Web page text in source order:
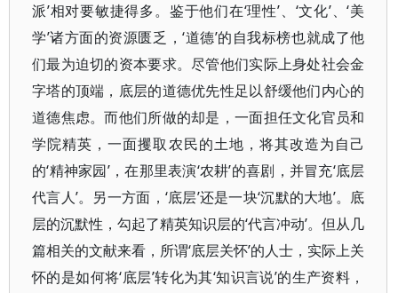
派’相对要敏捷得多。鉴于他们在‘理性’、‘文化’、‘美
学’诸方面的资源匮乏，‘道德’的自我标榜也就成了他
们最为迫切的资本要求。尽管他们实际上身处社会金
字塔的顶端，底层的道德优先性足以舒缓他们内心的
道德焦虑。而他们所做的却是，一面担任文化官员和
学院精英，一面攫取农民的土地，将其改造为自己
的‘精神家园’，在那里表演‘农耕’的喜剧，并冒充‘底层
代言人’。另一方面，‘底层’还是一块‘沉默的大地’。底
层的沉默性，勾起了精英知识层的‘代言冲动’。但从几
篇相关的文献来看，所谓‘底层关怀’的人士，实际上关
怀的是如何将‘底层’转化为其‘知识言说’的生产资料，